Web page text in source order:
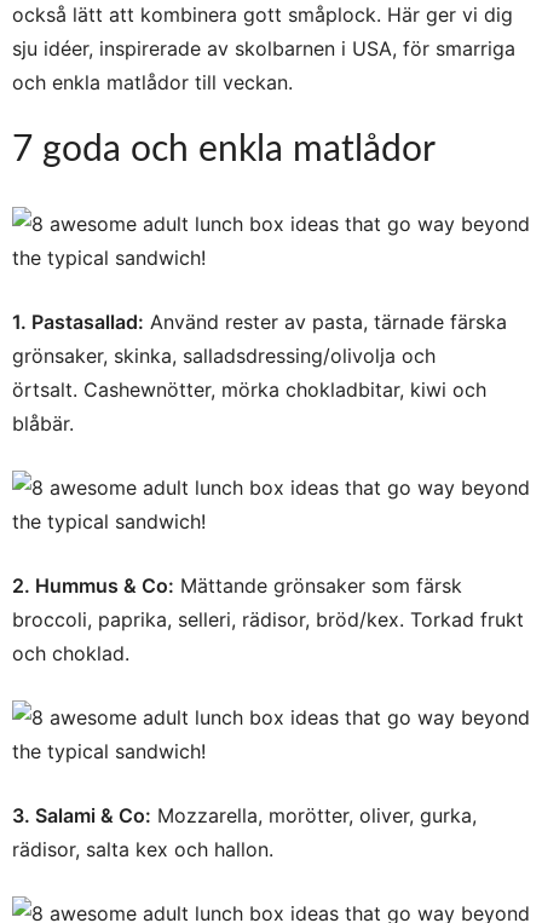
också lätt att kombinera gott småplock. Här ger vi dig
sju idéer, inspirerade av skolbarnen i USA, för smarriga
och enkla matlådor till veckan.
7 goda och enkla matlådor
1. Pastasallad: Använd rester av pasta, tärnade färska
grönsaker, skinka, salladsdressing/olivolja och
örtsalt. Cashewnötter, mörka chokladbitar, kiwi och
blåbär.
2. Hummus & Co: Mättande grönsaker som färsk
broccoli, paprika, selleri, rädisor, bröd/kex. Torkad frukt
och choklad.
3. Salami & Co: Mozzarella, morötter, oliver, gurka,
rädisor, salta kex och hallon.